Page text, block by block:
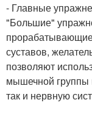
- Главные
"Большие"
суставов,
позволяют
мышечной группы
так и нервную